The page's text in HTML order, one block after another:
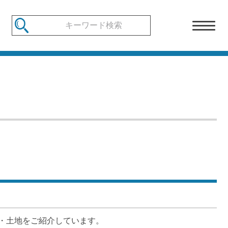
地をご紹介しています。